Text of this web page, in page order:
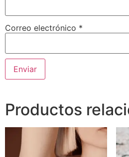
Correo electrónico *
Productos